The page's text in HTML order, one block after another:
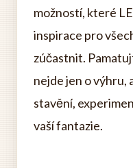
možností, které
inspirace pro
zúčastnit.
nejde jen o výhru,
stavění,
vaší fantazie.